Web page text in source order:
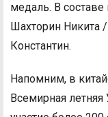
медаль. В
Шахторин Никита
Константин.
Напомним, в
Всемирная